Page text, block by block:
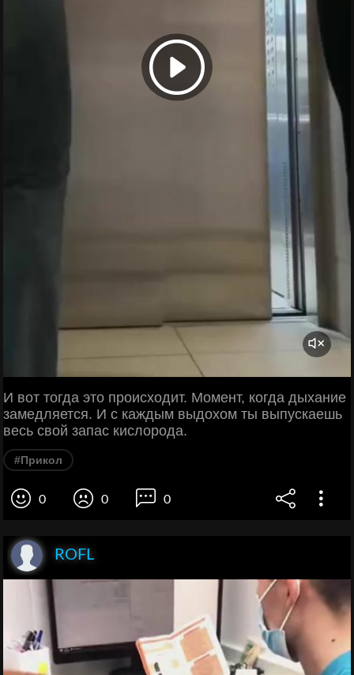
И вот тогда это происходит. Момент, когда дыхание
замедляется. И с каждым выдохом ты выпускаешь
весь свой запас кислорода.
#Прикол
0 0 0
ROFL